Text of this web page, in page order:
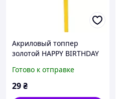
Акриловый топпер
золотой HAPPY BIRTHDAY
Готово к отправке
29₴